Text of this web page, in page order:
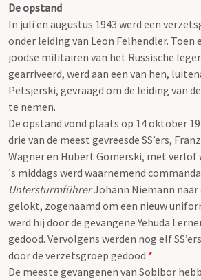
De opstand
In juli en augustus 1943 werd een
onder leiding van Leon Felhendler.
joodse militairen van het Russische
gearriveerd, werd aan een van hen,
Petsjerski, gevraagd om de leiding van
te nemen.
De opstand vond plaats op 14 oktober
drie van de meest gevreesde SS’ers,
Wagner en Hubert Gomerski, met verlof
's middags werd waarnemend
UntersturmführerJohann Niemann naar
gelokt, zogenaamd om een nieuw
werd hij door de gevangene Yehuda
gedood. Vervolgens werden nog elf
door de verzetsgroep gedood * .
De meeste gevangenen van Sobibor